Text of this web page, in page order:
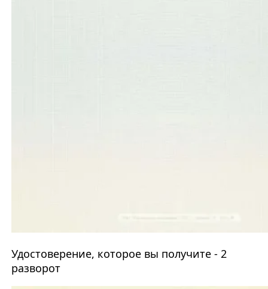
Удостоверение, которое вы получите - 2
разворот